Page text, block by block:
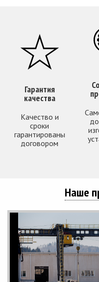
Гарантия
качества
Качество и
сроки
гарантированы
договором
Наше